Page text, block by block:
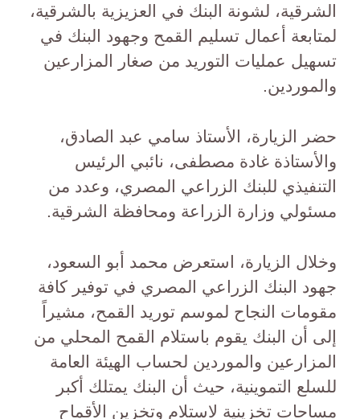
الشرقية، لشونة البنك في العزيزية بالشرقية،
لمتابعة أعمال تسليم القمح وجهود البنك في
تسهيل عمليات التوريد من صغار المزارعين
والموردين.
حضر الزيارة، الأستاذ سامي عبد الصادق،
والأستاذة غادة مصطفى، نائبي الرئيس
التنفيذي للبنك الزراعي المصري، وعدد من
مسئولي وزارة الزراعة ومحافظة الشرقية.
وخلال الزيارة، استعرض محمد أبو السعود،
جهود البنك الزراعي المصري في توفير كافة
مقومات النجاح لموسم توريد القمح، مشيراً
إلى أن البنك يقوم باستلام القمح المحلي من
المزارعين والموردين لحساب الهيئة العامة
للسلع التموينية، حيث أن البنك يمتلك أكبر
مساحات تخزينية لاستلام وتخزين الأقماح